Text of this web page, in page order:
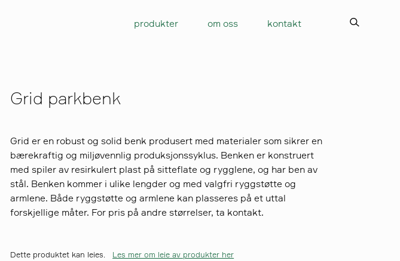
produkter om oss kontakt
Grid parkbenk
Grid er en robust og solid benk produsert med materialer som sikrer en
bærekraftig og miljøvennlig produksjonssyklus. Benken er konstruert
med spiler av resirkulert plast på sitteflate og rygglene, og har ben av
stål. Benken kommer i ulike lengder og med valgfri ryggstøtte og
armlene. Både ryggstøtte og armlene kan plasseres på et uttal
forskjellige måter. For pris på andre størrelser, ta kontakt.
Dette produktet kan leies. Les mer om leie av produkter her